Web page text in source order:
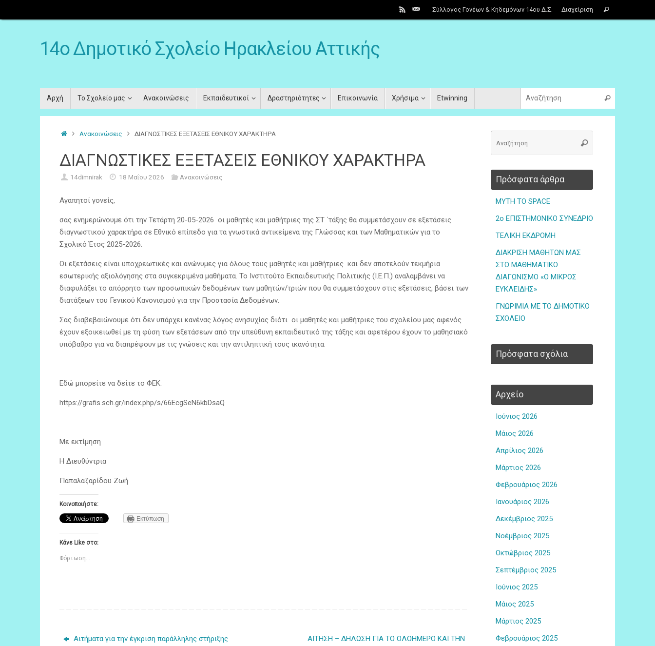
Σύλλογος Γονέων & Κηδεμόνων 14ου Δ.Σ. Διαχείριση
14ο Δημοτικό Σχολείο Ηρακλείου Αττικής
Αρχή Το Σχολείο μας Ανακοινώσεις Εκπαιδευτικοί Δραστηριότητες Επικοινωνία Χρήσιμα Etwinning
Ανακοινώσεις ΔΙΑΓΝΩΣΤΙΚΕΣ ΕΞΕΤΑΣΕΙΣ ΕΘΝΙΚΟΥ ΧΑΡΑΚΤΗΡΑ
ΔΙΑΓΝΩΣΤΙΚΕΣ ΕΞΕΤΑΣΕΙΣ ΕΘΝΙΚΟΥ ΧΑΡΑΚΤΗΡΑ
14dimnirak 18 Μαΐου 2026 Ανακοινώσεις
Αγαπητοί γονείς,
σας ενημερώνουμε ότι την Τετάρτη 20-05-2026 οι μαθητές και μαθήτριες της ΣΤ ΄τάξης θα συμμετάσχουν σε εξετάσεις
διαγνωστικού χαρακτήρα σε Εθνικό επίπεδο για τα γνωστικά αντικείμενα της Γλώσσας και των Μαθηματικών για το
Σχολικό Έτος 2025-2026.
Οι εξετάσεις είναι υποχρεωτικές και ανώνυμες για όλους τους μαθητές και μαθήτριες και δεν αποτελούν τεκμήρια
εσωτερικής αξιολόγησης στα συγκεκριμένα μαθήματα. Το Ινστιτούτο Εκπαιδευτικής Πολιτικής (Ι.Ε.Π.) αναλαμβάνει να
διαφυλάξει το απόρρητο των προσωπικών δεδομένων των μαθητών/τριών που θα συμμετάσχουν στις εξετάσεις, βάσει των
διατάξεων του Γενικού Κανονισμού για την Προστασία Δεδομένων.
Σας διαβεβαιώνουμε ότι δεν υπάρχει κανένας λόγος ανησυχίας διότι οι μαθητές και μαθήτριες του σχολείου μας αφενός
έχουν εξοικειωθεί με τη φύση των εξετάσεων από την υπεύθυνη εκπαιδευτικό της τάξης και αφετέρου έχουν το μαθησιακό
υπόβαθρο για να διαπρέψουν με τις γνώσεις και την αντιληπτική τους ικανότητα.
Εδώ μπορείτε να δείτε το ΦΕΚ:
https://grafis.sch.gr/index.php/s/66EcgSeN6kbDsaQ
Με εκτίμηση
Η Διευθύντρια
Παπαλαζαρίδου Ζωή
Κοινοποιήστε:
Εκτύπωση
Κάνε Like στο:
Φόρτωση...
Αιτήματα για την έγκριση παράλληλης στήριξης
ΑΙΤΗΣΗ – ΔΗΛΩΣΗ ΓΙΑ ΤΟ ΟΛΟΗΜΕΡΟ ΚΑΙ ΤΗΝ
Πρόσφατα άρθρα
MYTH TO SPACE
2ο ΕΠΙΣΤΗΜΟΝΙΚΟ ΣΥΝΕΔΡΙΟ
ΤΕΛΙΚΗ ΕΚΔΡΟΜΗ
ΔΙΑΚΡΙΣΗ ΜΑΘΗΤΩΝ ΜΑΣ
ΣΤΟ ΜΑΘΗΜΑΤΙΚΟ
ΔΙΑΓΩΝΙΣΜΟ «Ο ΜΙΚΡΟΣ
ΕΥΚΛΕΙΔΗΣ»
ΓΝΩΡΙΜΙΑ ΜΕ ΤΟ ΔΗΜΟΤΙΚΟ
ΣΧΟΛΕΙΟ
Πρόσφατα σχόλια
Αρχείο
Ιούνιος 2026
Μάιος 2026
Απρίλιος 2026
Μάρτιος 2026
Φεβρουάριος 2026
Ιανουάριος 2026
Δεκέμβριος 2025
Νοέμβριος 2025
Οκτώβριος 2025
Σεπτέμβριος 2025
Ιούνιος 2025
Μάιος 2025
Μάρτιος 2025
Φεβρουάριος 2025